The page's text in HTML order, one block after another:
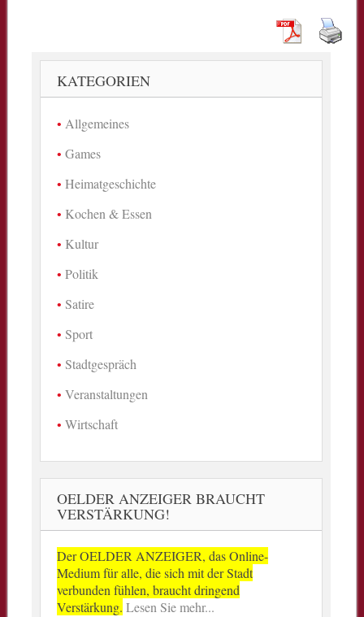
KATEGORIEN
Allgemeines
Games
Heimatgeschichte
Kochen & Essen
Kultur
Politik
Satire
Sport
Stadtgespräch
Veranstaltungen
Wirtschaft
OELDER ANZEIGER BRAUCHT
VERSTÄRKUNG!
Der OELDER ANZEIGER, das Online-
Medium für alle, die sich mit der Stadt
verbunden fühlen, braucht dringend
Verstärkung. Lesen Sie mehr...